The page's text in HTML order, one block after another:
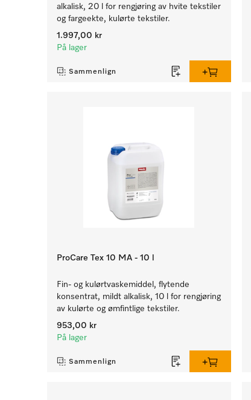
alkalisk, 20 l for rengjøring av hvite tekstiler
og fargeekte, kulørte tekstiler.
1.997,00 kr
På lager
Sammenlign
ProCare Tex 10 MA - 10 l
Fin- og kulørtvaskemiddel, flytende
konsentrat, mildt alkalisk, 10 l for rengjøring
av kulørte og ømfintlige tekstiler.
953,00 kr
På lager
Sammenlign